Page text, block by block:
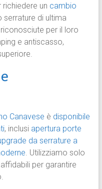
un cambio
serrature di ultima
per il loro
e antiscasso,
Canavese è disponibile
, inclusi apertura porte
da serrature a
. Utilizziamo solo
per garantire